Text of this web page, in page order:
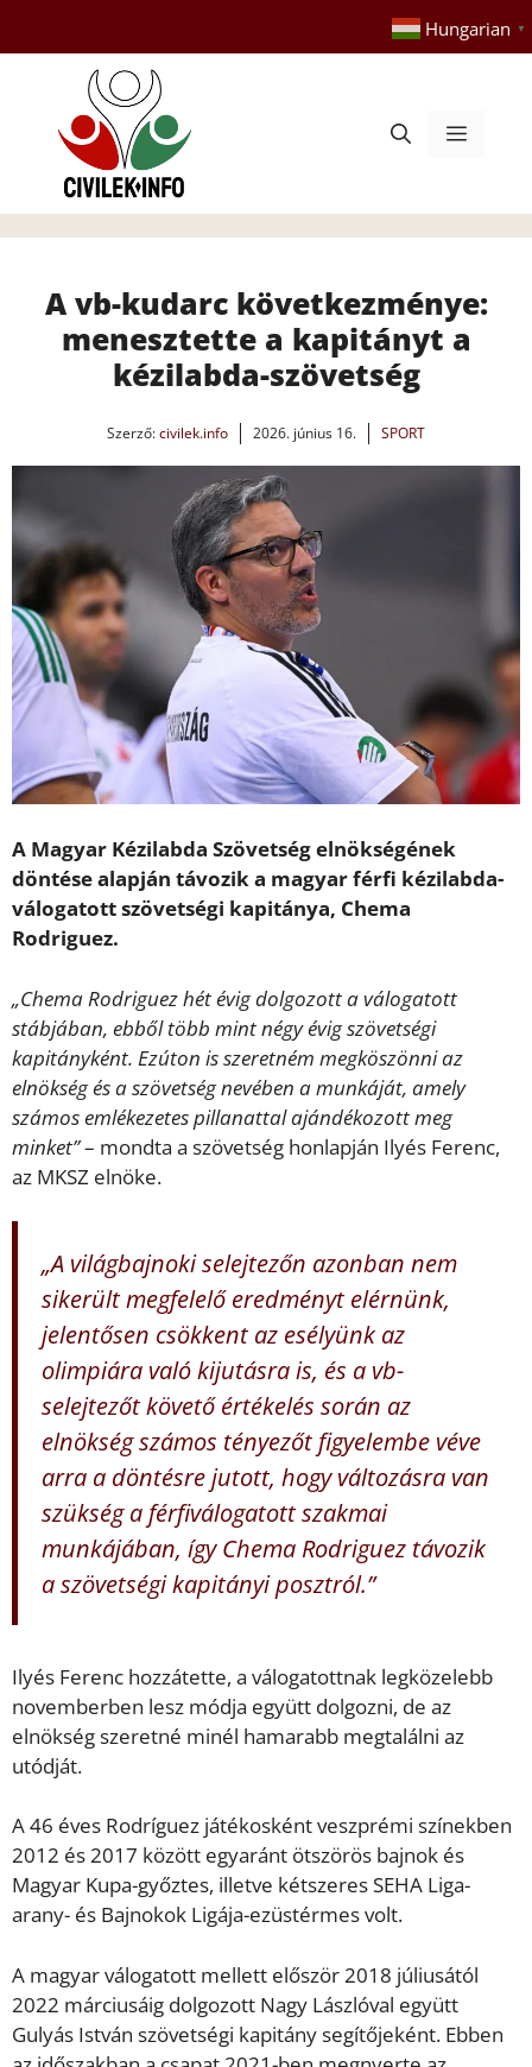
tartalomba
Hungarian ▼
Menü
A vb-kudarc következménye:
menesztette a kapitányt a
kézilabda-szövetség
Szerző:civilek.info 2026. június 16. SPORT
A Magyar Kézilabda Szövetség elnökségének
döntése alapján távozik a magyar férfi kézilabda-
válogatott szövetségi kapitánya, Chema
Rodriguez.
„Chema Rodriguez hét évig dolgozott a válogatott
stábjában, ebből több mint négy évig szövetségi
kapitányként. Ezúton is szeretném megköszönni az
elnökség és a szövetség nevében a munkáját, amely
számos emlékezetes pillanattal ajándékozott meg
minket”– mondta a szövetség honlapján Ilyés Ferenc,
az MKSZ elnöke.
„A világbajnoki selejtezőn azonban nem
sikerült megfelelő eredményt elérnünk,
jelentősen csökkent az esélyünk az
olimpiára való kijutásra is, és a vb-
selejtezőt követő értékelés során az
elnökség számos tényezőt figyelembe véve
arra a döntésre jutott, hogy változásra van
szükség a férfiválogatott szakmai
munkájában, így Chema Rodriguez távozik
a szövetségi kapitányi posztról.”
Ilyés Ferenc hozzátette, a válogatottnak legközelebb
novemberben lesz módja együtt dolgozni, de az
elnökség szeretné minél hamarabb megtalálni az
utódját.
A 46 éves Rodríguez játékosként veszprémi színekben
2012 és 2017 között egyaránt ötszörös bajnok és
Magyar Kupa-győztes, illetve kétszeres SEHA Liga-
arany- és Bajnokok Ligája-ezüstérmes volt.
A magyar válogatott mellett először 2018 júliusától
2022 márciusáig dolgozott Nagy Lászlóval együtt
Gulyás István szövetségi kapitány segítőjeként. Ebben